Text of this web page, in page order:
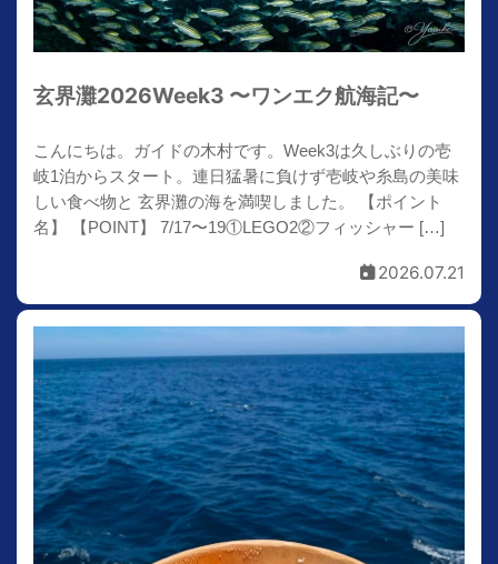
玄界灘2026Week3 〜ワンエク航海記〜
こんにちは。ガイドの木村です。Week3は久しぶりの壱
岐1泊からスタート。連日猛暑に負けず壱岐や糸島の美味
しい食べ物と 玄界灘の海を満喫しました。 【ポイント
名】 【POINT】 7/17〜19①LEGO2②フィッシャー […]
2026.07.21